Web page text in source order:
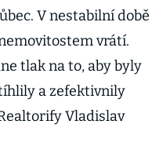
V nestabilní době
vrátí.
tlak na to, aby byly
a zefektivnily
Vladislav